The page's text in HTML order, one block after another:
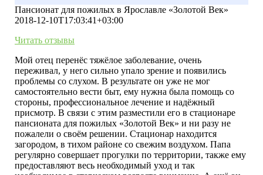
ему предоставляют весь необходимый уход и так
необходимое в старческом возрасте внимание. А ещё он
Пансионат для пожилых в Ярославле «Золотой Век»
2018-12-10T17:03:41+03:00
Читать отзывы
Мой отец перенёс тяжёлое заболевание, очень
переживал, у него сильно упало зрение и появились
проблемы со слухом. В результате он уже не мог
самостоятельно вести быт, ему нужна была помощь со
стороны, профессиональное лечение и надёжный
присмотр. В связи с этим разместили его в стационаре
пансионата для пожилых «Золотой Век» и ни разу не
пожалели о своём решении. Стационар находится
загородом, в тихом районе со свежим воздухом. Папа
регулярно совершает прогулки по территории, также ему
предоставляют весь необходимый уход и так